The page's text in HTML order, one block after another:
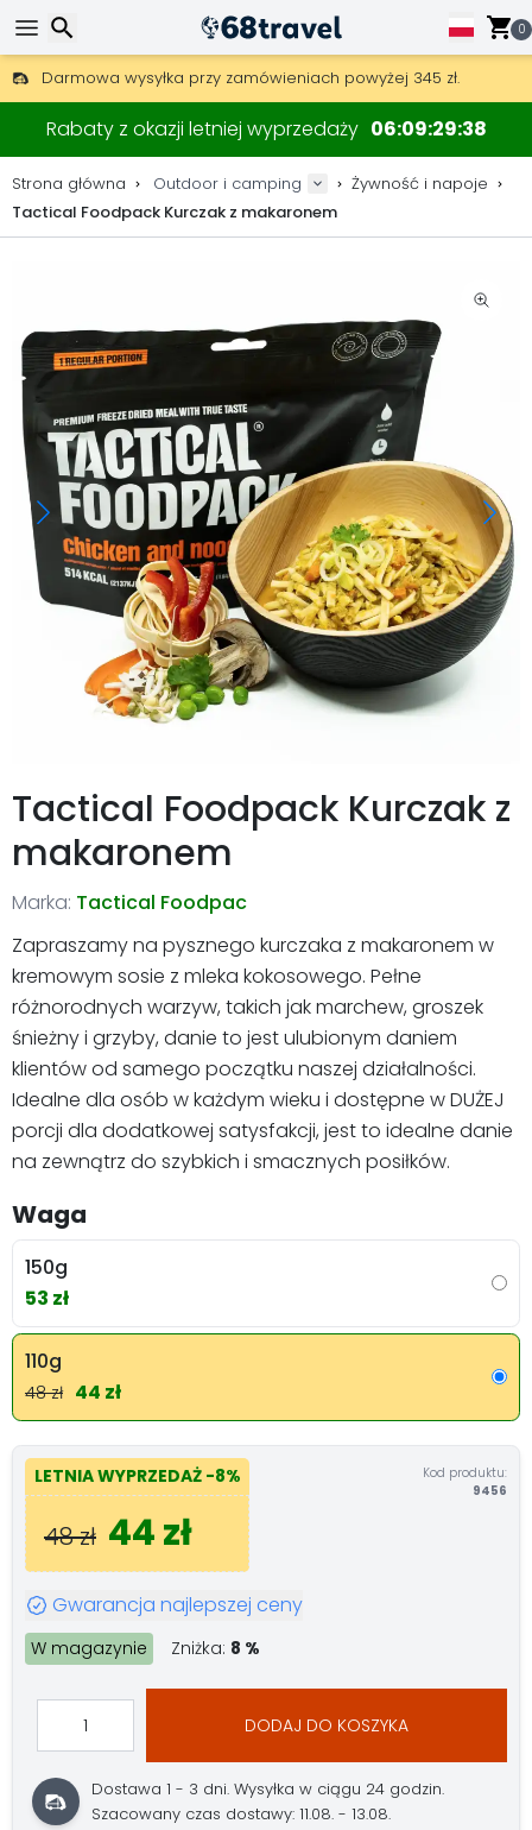
0
Darmowa wysyłka przy zamówieniach powyżej 345 zł.
30 dni na zwrot, 90 dni na drewniane mapy i dekoracje.
Najlepsze ceny na sprzęt outdoorowy i akcesoria.
Rabaty z okazji letniej wyprzedaży 06092938
Strona główna Outdoor i camping
Żywność i napoje
Tactical Foodpack Kurczak z makaronem
Tactical Foodpack Kurczak z
makaronem
Marka: Tactical Foodpac
Zapraszamy na pysznego kurczaka z makaronem w
kremowym sosie z mleka kokosowego. Pełne
różnorodnych warzyw, takich jak marchew, groszek
śnieżny i grzyby, danie to jest ulubionym daniem
klientów od samego początku naszej działalności.
Idealne dla osób w każdym wieku i dostępne w DUŻEJ
porcji dla dodatkowej satysfakcji, jest to idealne danie
na zewnątrz do szybkich i smacznych posiłków.
Waga
150g
53 zł
110g
48 zł 44 zł
LETNIA WYPRZEDAŻ -8%
48 zł 44 zł
Kod produktu:
9456
Gwarancja najlepszej ceny
W magazynie Zniżka: 8 %
DODAJ DO KOSZYKA
Dostawa 1 - 3 dni.Wysyłka w ciągu 24 godzin.
Szacowany czas dostawy: 11.08. - 13.08.
Wyszukaj